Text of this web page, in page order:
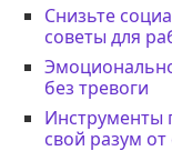
Снизьте
советы для
без тревоги
Инструменты
свой разум